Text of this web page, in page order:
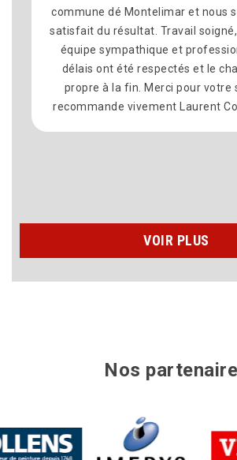
Montelimar et nous sommes très
Travail soigné, bon conseil,
et professionnelle. Les
respectés et le chantier était
fin. Merci pour votre sérieux. je
vivement Laurent Couverture 26
VOIR PLUS
Nos